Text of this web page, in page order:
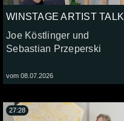
WINSTAGE ARTIST TALK
Joe Köstlinger und
Sebastian Przeperski
vom 08.07.2026
27:28